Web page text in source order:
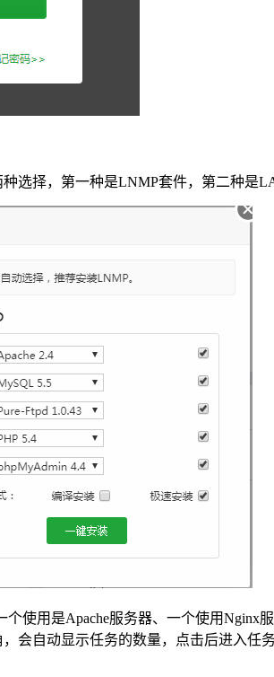
选择，第一种是LNMP套件，第二种是
使用是Apache服务器、一个使用
会自动显示任务的数量，点击后进入